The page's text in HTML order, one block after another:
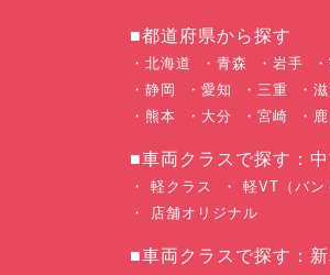
■都道府県から探す
北海道 青森 岩手
静岡
愛知 三重
熊本
大分 宮崎
■車両クラスで探す：
軽クラス 軽VT（バン
店舗オリジナル
■車両クラスで探す：